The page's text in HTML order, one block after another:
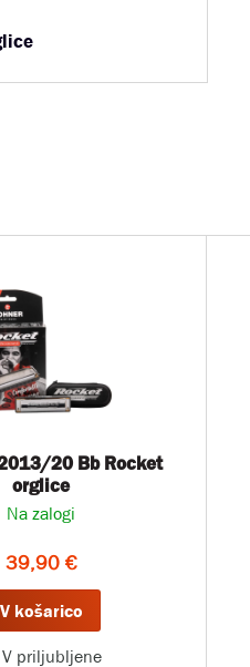
2013/20 Bb Rocket
orglice
Na zalogi
39,90 €
V košarico
V priljubljene